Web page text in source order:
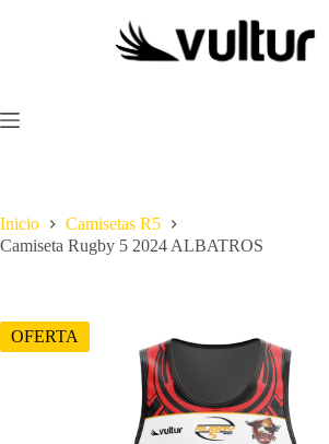
Inicio
Camisetas R5
Camiseta Rugby 5 2024 ALBATROS
OFERTA